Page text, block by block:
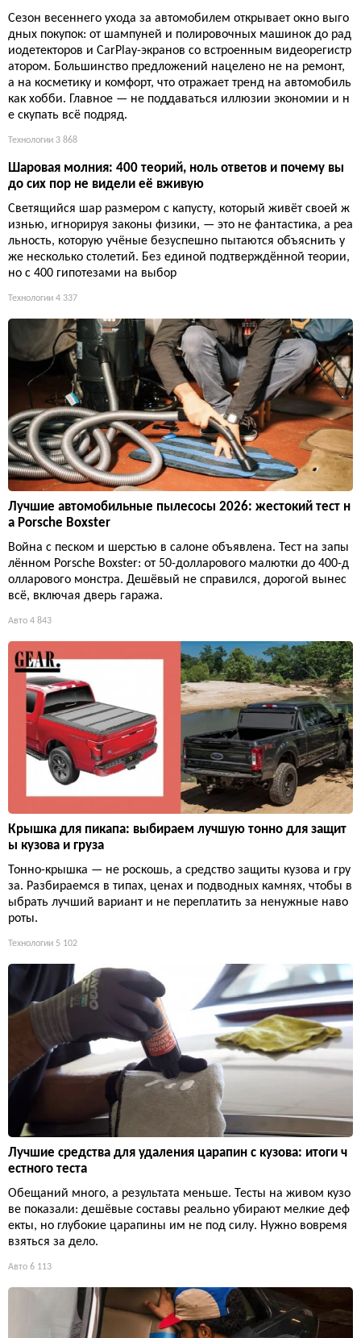
Сезон весеннего ухода за автомобилем открывает окно выго
дных покупок: от шампуней и полировочных машинок до рад
иодетекторов и CarPlay-экранов со встроенным видеорегистр
атором. Большинство предложений нацелено не на ремонт,
а на косметику и комфорт, что отражает тренд на автомобиль
как хобби. Главное — не поддаваться иллюзии экономии и н
е скупать всё подряд.
Технологии 3 868
Шаровая молния: 400 теорий, ноль ответов и почему вы
до сих пор не видели её вживую
Светящийся шар размером с капусту, который живёт своей ж
изнью, игнорируя законы физики, — это не фантастика, а реа
льность, которую учёные безуспешно пытаются объяснить у
же несколько столетий. Без единой подтверждённой теории,
но с 400 гипотезами на выбор
Технологии 4 337
Лучшие автомобильные пылесосы 2026: жестокий тест н
а Porsche Boxster
Война с песком и шерстью в салоне объявлена. Тест на запы
лённом Porsche Boxster: от 50-долларового малютки до 400-д
олларового монстра. Дешёвый не справился, дорогой вынес
всё, включая дверь гаража.
Авто 4 843
Крышка для пикапа: выбираем лучшую тонно для защит
ы кузова и груза
Тонно-крышка — не роскошь, а средство защиты кузова и гру
за. Разбираемся в типах, ценах и подводных камнях, чтобы в
ыбрать лучший вариант и не переплатить за ненужные наво
роты.
Технологии 5 102
Лучшие средства для удаления царапин с кузова: итоги ч
естного теста
Обещаний много, а результата меньше. Тесты на живом кузо
ве показали: дешёвые составы реально убирают мелкие деф
екты, но глубокие царапины им не под силу. Нужно вовремя
взяться за дело.
Авто 6 113